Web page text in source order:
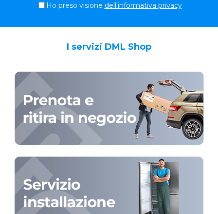
Ho preso visione dell'informativa privacy
I servizi DML Shop